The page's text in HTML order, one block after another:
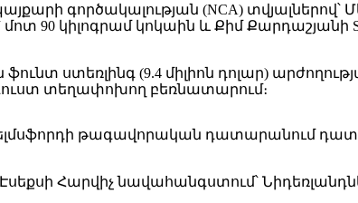
գործակալության (NCA)
90 կիլոգրամ կոկաին և Քիմ
ստեռլինգ (9.4 միլիոն դոլար)
տեղափոխող բեռնատարում։
թագավորական դատարանում
Հարվիչ նավահանգստում՝